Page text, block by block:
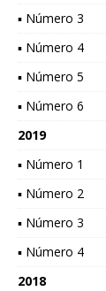
▪ Número 3
▪ Número 4
▪ Número 5
▪ Número 6
2019
▪ Número 1
▪ Número 2
▪ Número 3
▪ Número 4
2018